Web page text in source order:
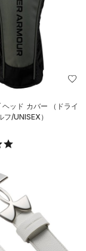
ッド カバー （ドライ
フ/UNISEX）